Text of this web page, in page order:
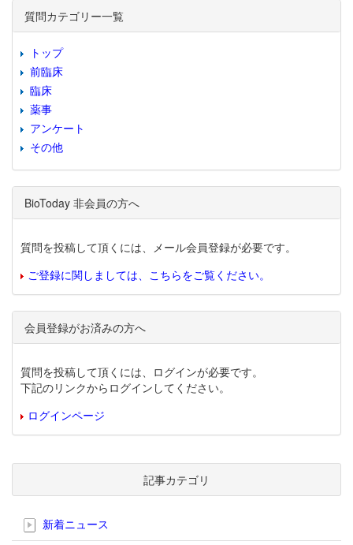
質問カテゴリー一覧
トップ
前臨床
臨床
薬事
アンケート
その他
BioToday 非会員の方へ
質問を投稿して頂くには、メール会員登録が必要です。
ご登録に関しましては、こちらをご覧ください。
会員登録がお済みの方へ
質問を投稿して頂くには、ログインが必要です。
下記のリンクからログインしてください。
ログインページ
記事カテゴリ
新着ニュース